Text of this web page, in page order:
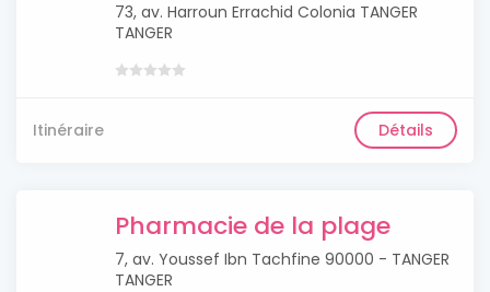
73, av. Harroun Errachid Colonia TANGER
TANGER
Itinéraire Détails
Pharmacie de la plage
7, av. Youssef Ibn Tachfine 90000 - TANGER
TANGER